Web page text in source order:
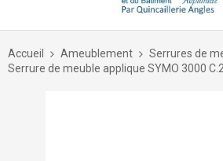
Allez
contenu
Accueil Ameublement Serrures de
Serrure de meuble applique SYMO 3000